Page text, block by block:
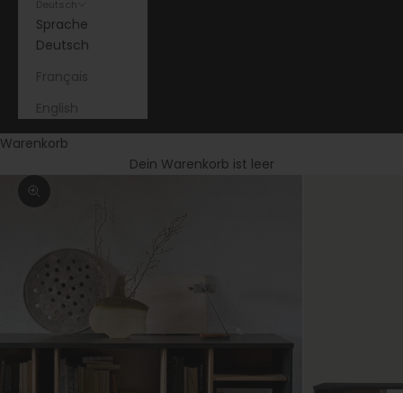
Deutsch
Sprache
Deutsch
Français
English
Warenkorb
Dein Warenkorb ist leer
Bild vergrößern